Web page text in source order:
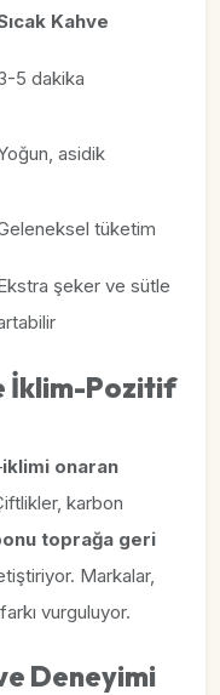
Kahve
5 dakika
asidik
tüketim
şeker ve sütle
İklim-Pozitif
iklimi onaran
karbon
toprağa geri
Markalar,
vurguluyor.
Deneyimi